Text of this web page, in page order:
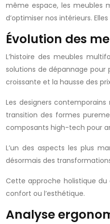
même espace, les meubles
d’optimiser nos intérieurs.
Évolution des
L’histoire des meubles
solutions de dépannage pour
croissante et la hausse des
Les designers
transition des formes
composants high-tech pour
L’un des aspects les plus
désormais des
Cette approche holistique du
confort ou l’esthétique.
Analyse